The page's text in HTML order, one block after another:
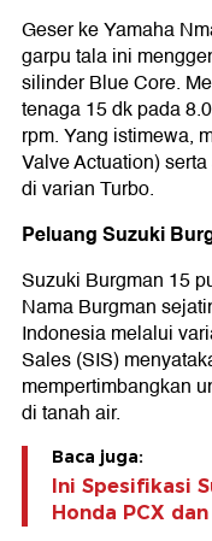
Geser ke Yamaha
garpu tala ini
silinder Blue Core.
tenaga 15 dk pada
rpm. Yang istimewa,
Valve Actuation)
di varian Turbo.
Peluang Suzuki
Suzuki Burgman 15
Nama Burgman
Indonesia melalui
Sales (SIS)
mempertimbangkan
di tanah air.
Baca juga:
Ini Spesifikasi
Honda PCX